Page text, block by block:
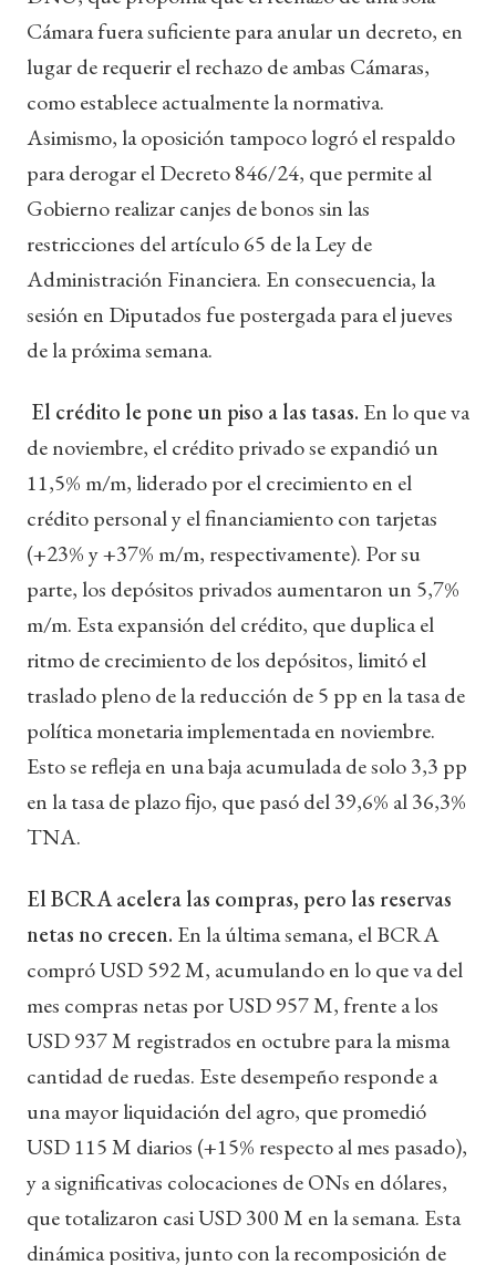
Cámara fuera suficiente para anular un decreto, en
lugar de requerir el rechazo de ambas Cámaras,
como establece actualmente la normativa.
Asimismo, la oposición tampoco logró el respaldo
para derogar el Decreto 846/24, que permite al
Gobierno realizar canjes de bonos sin las
restricciones del artículo 65 de la Ley de
Administración Financiera. En consecuencia, la
sesión en Diputados fue postergada para el jueves
de la próxima semana.
El crédito le pone un piso a las tasas. En lo que va
de noviembre, el crédito privado se expandió un
11,5% m/m, liderado por el crecimiento en el
crédito personal y el financiamiento con tarjetas
(+23% y +37% m/m, respectivamente). Por su
parte, los depósitos privados aumentaron un 5,7%
m/m. Esta expansión del crédito, que duplica el
ritmo de crecimiento de los depósitos, limitó el
traslado pleno de la reducción de 5 pp en la tasa de
política monetaria implementada en noviembre.
Esto se refleja en una baja acumulada de solo 3,3 pp
en la tasa de plazo fijo, que pasó del 39,6% al 36,3%
TNA.
El BCRA acelera las compras, pero las reservas
netas no crecen. En la última semana, el BCRA
compró USD 592 M, acumulando en lo que va del
mes compras netas por USD 957 M, frente a los
USD 937 M registrados en octubre para la misma
cantidad de ruedas. Este desempeño responde a
una mayor liquidación del agro, que promedió
USD 115 M diarios (+15% respecto al mes pasado),
y a significativas colocaciones de ONs en dólares,
que totalizaron casi USD 300 M en la semana. Esta
dinámica positiva, junto con la recomposición de